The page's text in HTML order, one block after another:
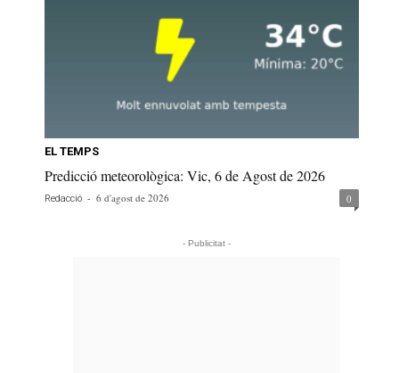
EL TEMPS
Predicció meteorològica: Vic, 6 de Agost de 2026
Redacció - 6 d'agost de 2026 0
- Publicitat -